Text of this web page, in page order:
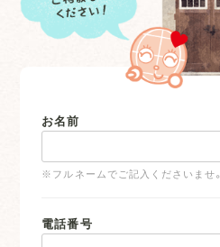
お名前
※フルネームでご記入くださいませ。
電話番号